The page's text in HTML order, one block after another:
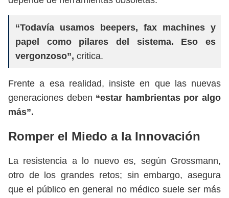
“Todavía usamos beepers, fax machines y
papel como pilares del sistema. Eso es
vergonzoso”, critica.
Frente a esa realidad, insiste en que las nuevas
generaciones deben “estar hambrientas por algo
más”.
Romper el Miedo a la Innovación
La resistencia a lo nuevo es, según Grossmann,
otro de los grandes retos; sin embargo, asegura
que el público en general no médico suele ser más